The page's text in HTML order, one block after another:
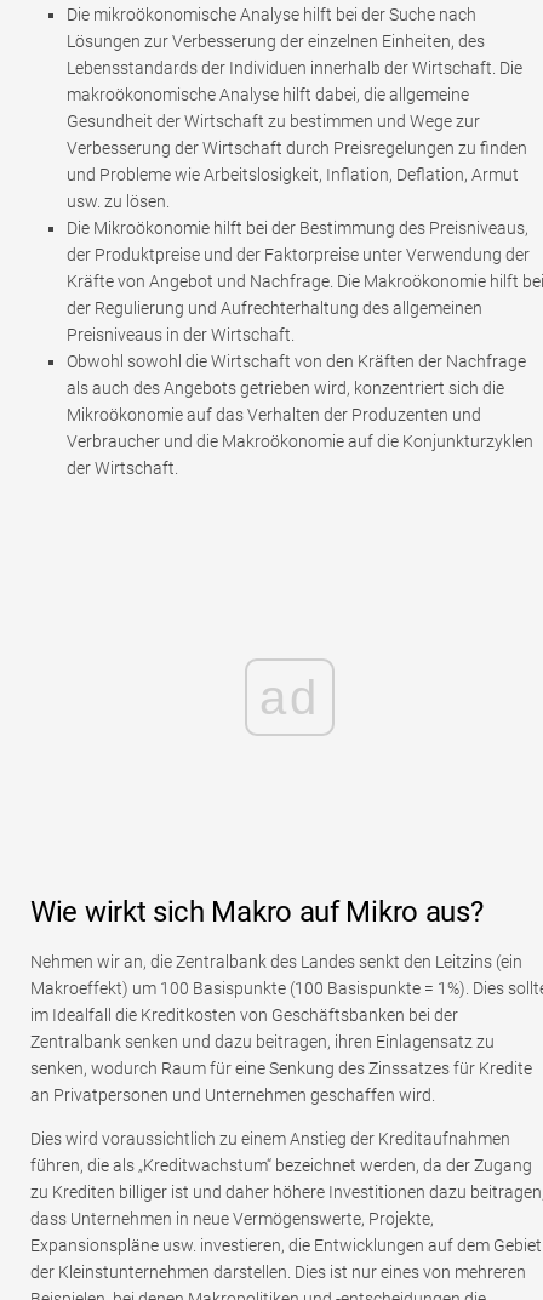
Die mikroökonomische Analyse hilft bei der Suche nach
Lösungen zur Verbesserung der einzelnen Einheiten, des
Lebensstandards der Individuen innerhalb der Wirtschaft. Die
makroökonomische Analyse hilft dabei, die allgemeine
Gesundheit der Wirtschaft zu bestimmen und Wege zur
Verbesserung der Wirtschaft durch Preisregelungen zu finden
und Probleme wie Arbeitslosigkeit, Inflation, Deflation, Armut
usw. zu lösen.
Die Mikroökonomie hilft bei der Bestimmung des Preisniveaus,
der Produktpreise und der Faktorpreise unter Verwendung der
Kräfte von Angebot und Nachfrage. Die Makroökonomie hilft bei
der Regulierung und Aufrechterhaltung des allgemeinen
Preisniveaus in der Wirtschaft.
Obwohl sowohl die Wirtschaft von den Kräften der Nachfrage
als auch des Angebots getrieben wird, konzentriert sich die
Mikroökonomie auf das Verhalten der Produzenten und
Verbraucher und die Makroökonomie auf die Konjunkturzyklen
der Wirtschaft.
ad
Wie wirkt sich Makro auf Mikro aus?
Nehmen wir an, die Zentralbank des Landes senkt den Leitzins (ein
Makroeffekt) um 100 Basispunkte (100 Basispunkte = 1%). Dies
im Idealfall die Kreditkosten von Geschäftsbanken bei der
Zentralbank senken und dazu beitragen, ihren Einlagensatz zu
senken, wodurch Raum für eine Senkung des Zinssatzes für Kredite
an Privatpersonen und Unternehmen geschaffen wird.
Dies wird voraussichtlich zu einem Anstieg der Kreditaufnahmen
führen, die als „Kreditwachstum“ bezeichnet werden, da der Zugang
zu Krediten billiger ist und daher höhere Investitionen dazu
dass Unternehmen in neue Vermögenswerte, Projekte,
Expansionspläne usw. investieren, die Entwicklungen auf dem Gebiet
der Kleinstunternehmen darstellen. Dies ist nur eines von mehreren